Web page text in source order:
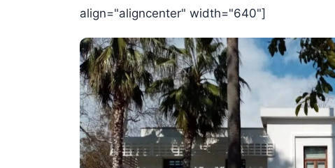
align="aligncenter" width="640"]